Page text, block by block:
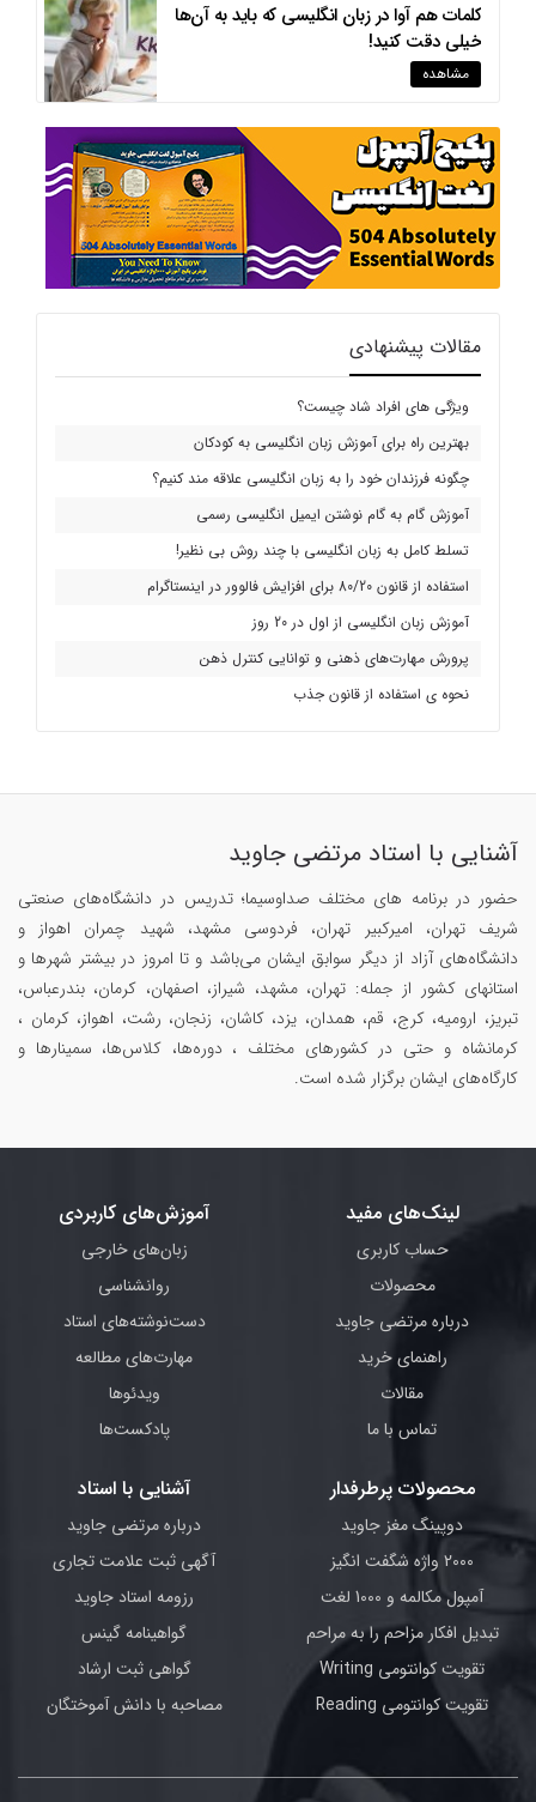
کلمات هم آوا در زبان انگلیسی که باید به آن‌ها
خیلی دقت کنید!
مشاهده
مقالات پیشنهادی
ویژگی های افراد شاد چیست؟
بهترین راه برای آموزش زبان انگلیسی به کودکان
چگونه فرزندان خود را به زبان انگلیسی علاقه مند کنیم؟
آموزش گام به گام نوشتن ایمیل انگلیسی رسمی
تسلط کامل به زبان انگلیسی با چند روش بی نظیر!
استفاده از قانون 80/20 برای افزایش فالوور در اینستاگرام
آموزش زبان انگلیسی از اول در 20 روز
پرورش مهارت‌های ذهنی و توانایی کنترل ذهن
نحوه ی استفاده از قانون جذب
آشنایی با استاد مرتضی جاوید
حضور در برنامه های مختلف صداوسیما؛ تدریس در دانشگاه‌های صنعتی
شریف تهران، امیرکبیر تهران، فردوسی مشهد، شهید چمران اهواز و
دانشگاه‌های آزاد از دیگر سوابق ایشان می‌باشد و تا امروز در بیشتر شهرها و
استانهای کشور از جمله: تهران، مشهد، شیراز، اصفهان، کرمان، بندرعباس،
تبریز، ارومیه، کرج، قم، همدان، یزد، کاشان، زنجان، رشت، اهواز، کرمان ،
کرمانشاه و حتی در کشورهای مختلف ، دوره‌ها، کلاس‌ها، سمینار‌ها و
کارگاه‌های ایشان برگزار شده است.
لینک‌های مفید
حساب کاربری
محصولات
درباره مرتضی جاوید
راهنمای خرید
مقالات
تماس با ما
آموزش‌های کاربردی
زبان‌های خارجی
روانشناسی
دست‌نوشته‌های استاد
مهارت‌های مطالعه
ویدئوها
پادکست‌ها
محصولات پرطرفدار
دوپینگ مغز جاوید
2000 واژه شگفت انگیز
آمپول مکالمه و 1000 لغت
تبدیل افکار مزاحم را به مراحم
تقویت کوانتومی Writing
تقویت کوانتومی Reading
آشنایی با استاد
درباره مرتضی جاوید
آگهی ثبت علامت تجاری
رزومه استاد جاوید
گواهینامه گینس
گواهی ثبت ارشاد
مصاحبه با دانش آموختگان